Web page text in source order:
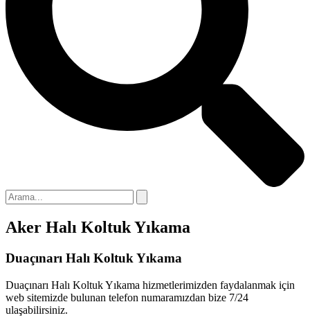
panel
panel
panel
panel
panel
panel
panel
panel
Aker Halı Koltuk Yıkama
Duaçınarı Halı Koltuk Yıkama
Duaçınarı Halı Koltuk Yıkama hizmetlerimizden faydalanmak için
web sitemizde bulunan telefon numaramızdan bize 7/24
ulaşabilirsiniz.